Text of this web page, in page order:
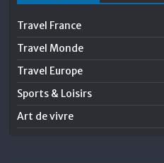
Travel France
Travel Monde
Travel Europe
Sports & Loisirs
Art de vivre